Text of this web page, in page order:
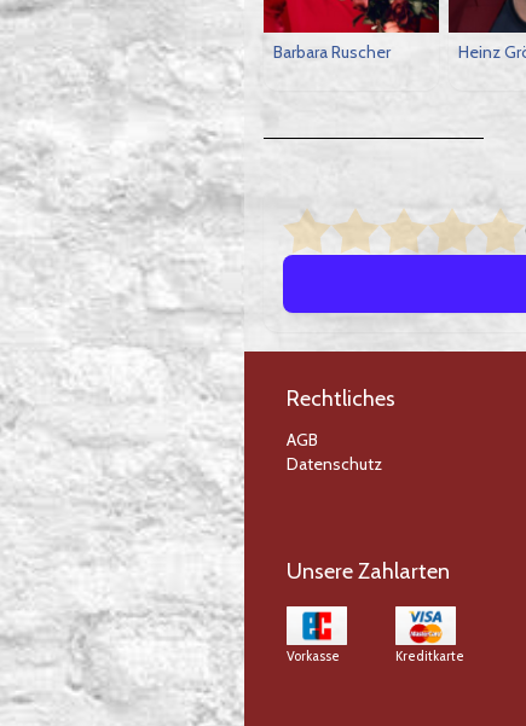
Barbara Ruscher Heinz
Rechtliches
AGB
Datenschutz
Unsere Zahlarten
Vorkasse Kreditkarte